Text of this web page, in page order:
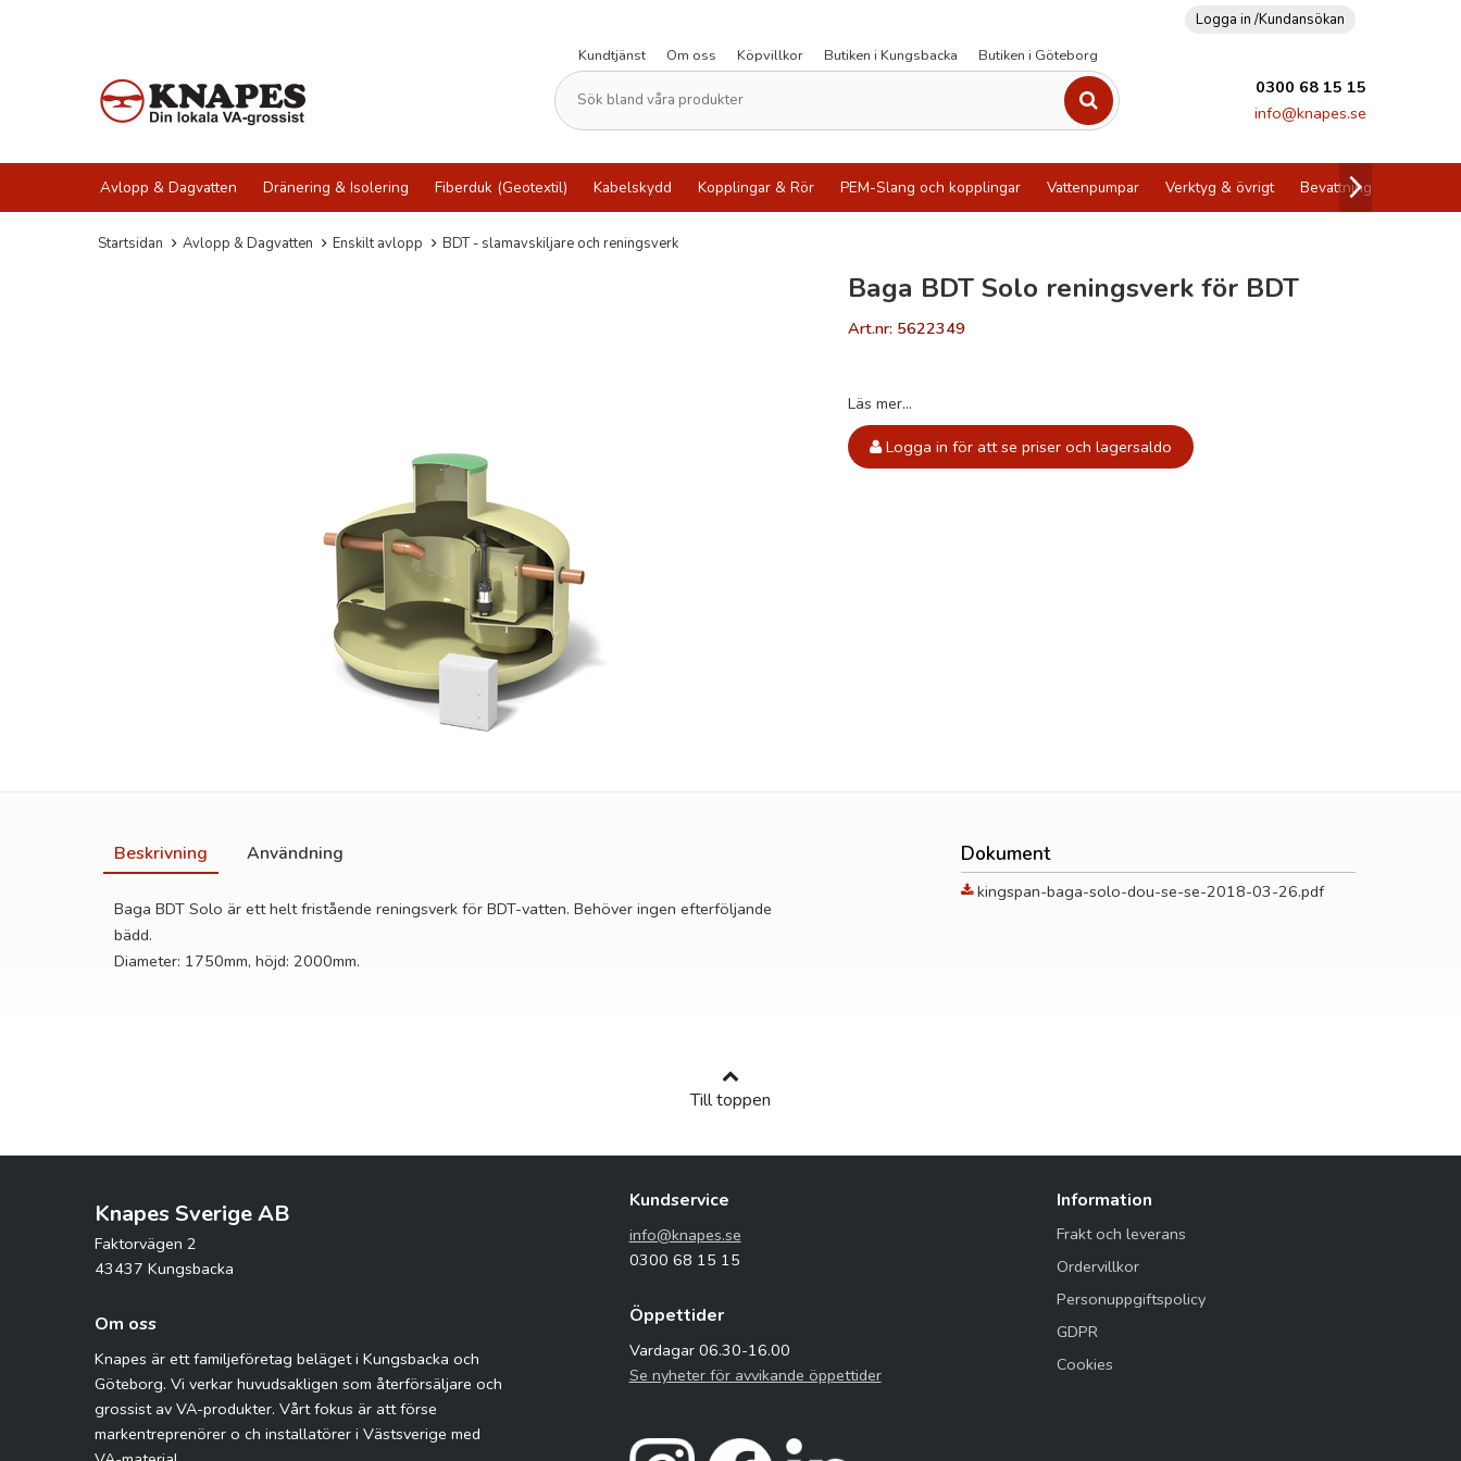
Logga in /Kundansökan
Kundtjänst
Om oss Köpvillkor Butiken i Kungsbacka Butiken i Göteborg
0300 68 15 15
info@knapes.se
Avlopp & Dagvatten Dränering & Isolering Fiberduk (Geotextil) Kabelskydd Kopplingar & Rör PEM-Slang och kopplingar Vattenpumpar Verktyg & övrigt Bevattning
Startsidan Avlopp & Dagvatten Enskilt avlopp BDT - slamavskiljare och reningsverk
Baga BDT Solo reningsverk för BDT
Art.nr: 5622349
Läs mer...
Logga in för att se priser och lagersaldo
Beskrivning Användning
Baga BDT Solo är ett helt fristående reningsverk för BDT-vatten. Behöver ingen efterföljande
bädd.
Diameter: 1750mm, höjd: 2000mm.
Dokument
kingspan-baga-solo-dou-se-se-2018-03-26.pdf
Till toppen
Knapes Sverige AB
Faktorvägen 2
43437 Kungsbacka
Om oss
Knapes är ett familjeföretag beläget i Kungsbacka och
Göteborg. Vi verkar huvudsakligen som återförsäljare och
grossist av VA-produkter. Vårt fokus är att förse
markentreprenörer o ch installatörer i Västsverige med
Kundservice
info@knapes.se
0300 68 15 15
Öppettider
Vardagar 06.30-16.00
Se nyheter för avvikande öppettider
Information
Frakt och leverans
Ordervillkor
Personuppgiftspolicy
GDPR
Cookies